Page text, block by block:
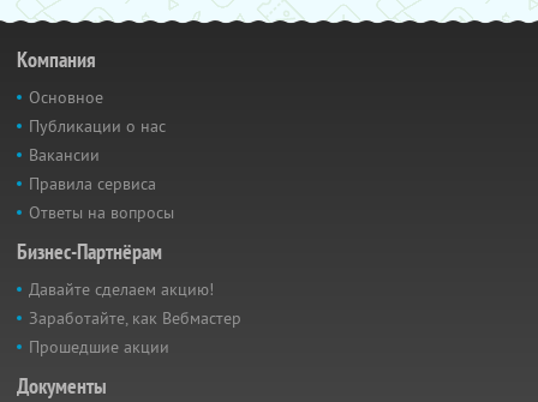
Компания
Основное
Публикации о нас
Вакансии
Правила сервиса
Ответы на вопросы
Бизнес-Партнёрам
Давайте сделаем акцию!
Заработайте, как Вебмастер
Прошедшие акции
Документы